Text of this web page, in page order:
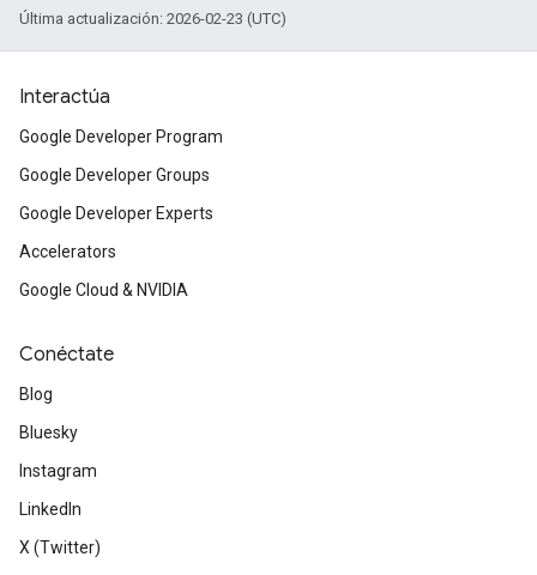
Última actualización: 2026-02-23 (UTC)
Interactúa
Google Developer Program
Google Developer Groups
Google Developer Experts
Accelerators
Google Cloud & NVIDIA
Conéctate
Blog
Bluesky
Instagram
LinkedIn
X (Twitter)